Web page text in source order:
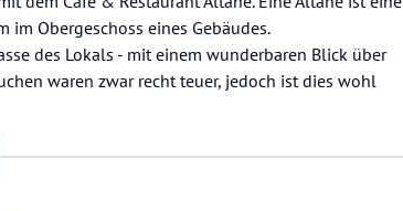
Obergeschoss eines Gebäudes.
des Lokals - mit einem wunderbaren Blick über
waren zwar recht teuer, jedoch ist dies wohl